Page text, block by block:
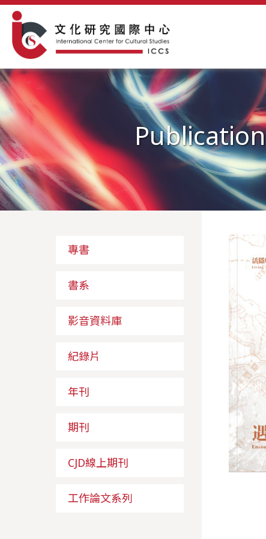
Publication
專書
書系
影音資料庫
紀錄片
年刊
期刊
CJD線上期刊
工作論文系列